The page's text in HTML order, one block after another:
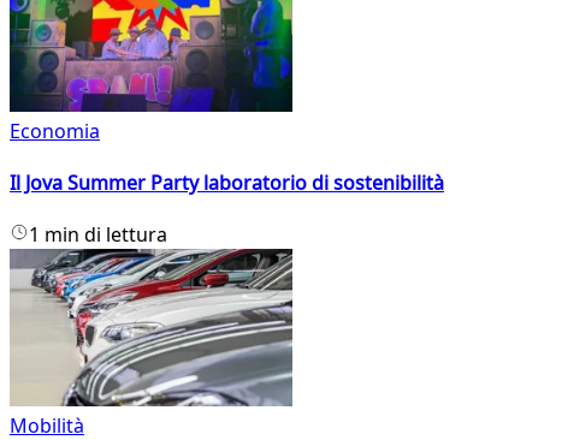
Economia
Il Jova Summer Party laboratorio di sostenibilità
1 min di lettura
Mobilità